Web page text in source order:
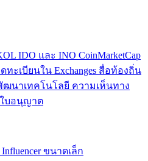
IDO และ INO CoinMarketCap
ทะเบียนใน Exchanges สื่อท้องถิ่น
ฒนาเทคโนโลยี ความเห็นทาง
บอนุญาต
ขนาดเล็ก